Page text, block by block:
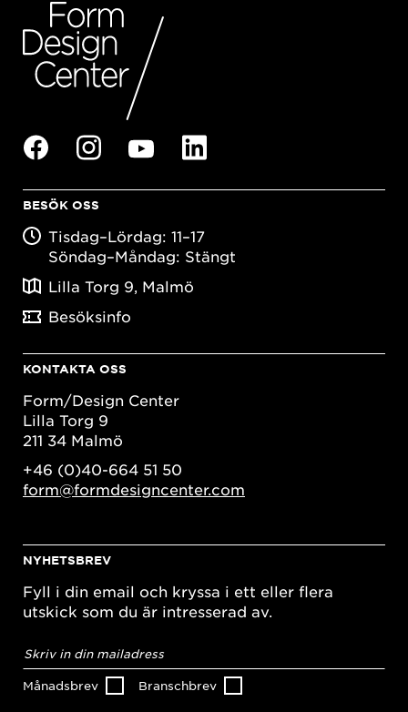
BESÖK OSS
Tisdag–Lördag: 11–17
Söndag–Måndag: Stängt
Lilla Torg 9, Malmö
Besöksinfo
KONTAKTA OSS
Form/Design Center
Lilla Torg 9
211 34 Malmö
+46 (0)40-664 51 50
form@formdesigncenter.com
NYHETSBREV
Fyll i din email och kryssa i ett eller flera
utskick som du är intresserad av.
postadress*
Månadsbrev Branschbrev